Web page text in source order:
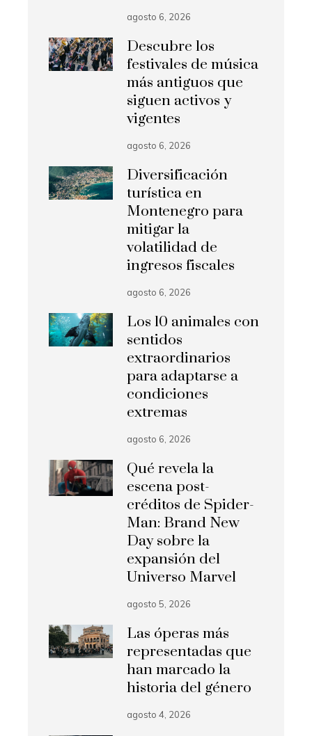
agosto 6, 2026
Descubre los
festivales de música
más antiguos que
siguen activos y
vigentes
agosto 6, 2026
Diversificación
turística en
Montenegro para
mitigar la
volatilidad de
ingresos fiscales
agosto 6, 2026
Los 10 animales con
sentidos
extraordinarios
para adaptarse a
condiciones
extremas
agosto 6, 2026
Qué revela la
escena post-
créditos de Spider-
Man: Brand New
Day sobre la
expansión del
Universo Marvel
agosto 5, 2026
Las óperas más
representadas que
han marcado la
historia del género
agosto 4, 2026